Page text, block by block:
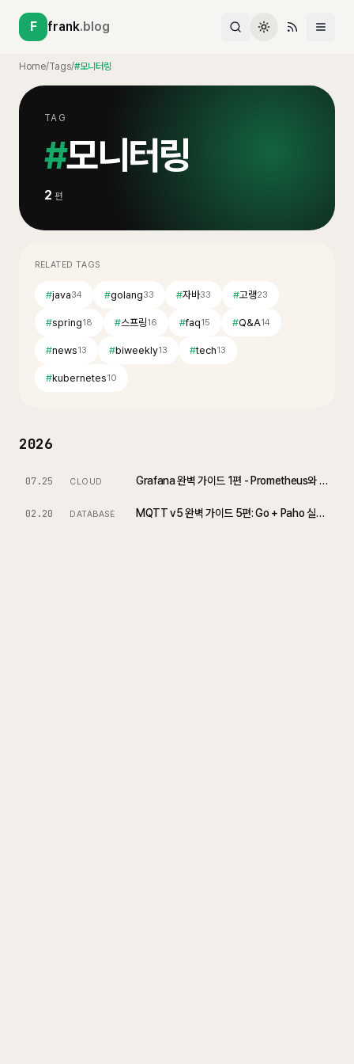
F frank.blog
Home/Tags/#모니터링
TAG
#모니터링
2 편
RELATED TAGS
#java34 #golang33 #자바33 #고랭23
#spring18 #스프링16 #faq15 #Q&A14
#news13 #biweekly13 #tech13
#kubernetes10
2026
07.25 CLOUD Grafana 완벽 가이드 1편 - Prometheus와 Grafana 기초
02.20 DATABASE MQTT v5 완벽 가이드 5편: Go + Paho 실전 구현과 운영